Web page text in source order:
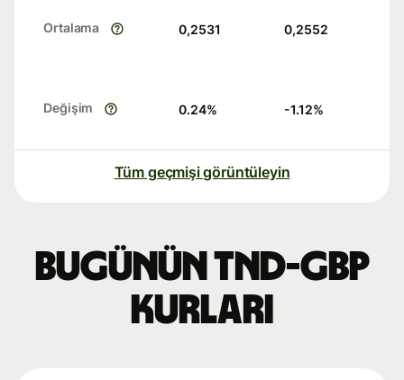
Ortalama 0,2531 0,2552
Değişim 0.24% -1.12%
Tüm geçmişi görüntüleyin
Bugünün TND-GBP
kurları